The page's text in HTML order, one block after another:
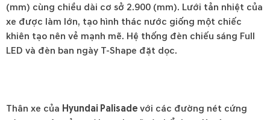
(mm) cùng chiều dài cơ sở 2.900 (mm). Lưới tản nhiệt của
xe được làm lớn, tạo hình thác nước giống một chiếc
khiên tạo nên vẻ mạnh mẽ. Hệ thống đèn chiếu sáng Full
LED và đèn ban ngày T-Shape đặt dọc.
Thân xe của Hyundai Palisade với các đường nét cứng